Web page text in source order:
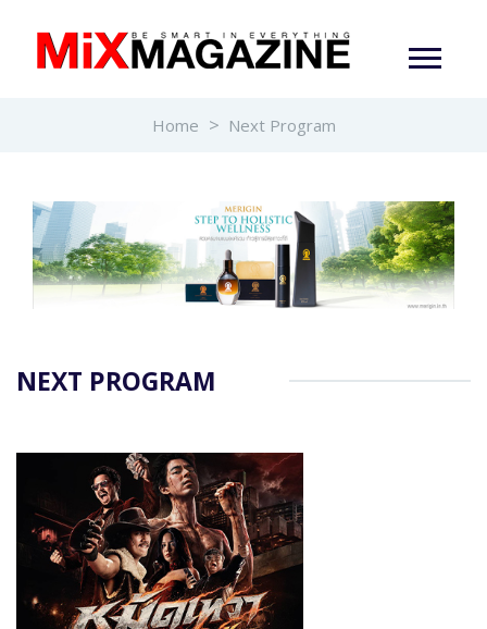
Home Next Program
NEXT PROGRAM